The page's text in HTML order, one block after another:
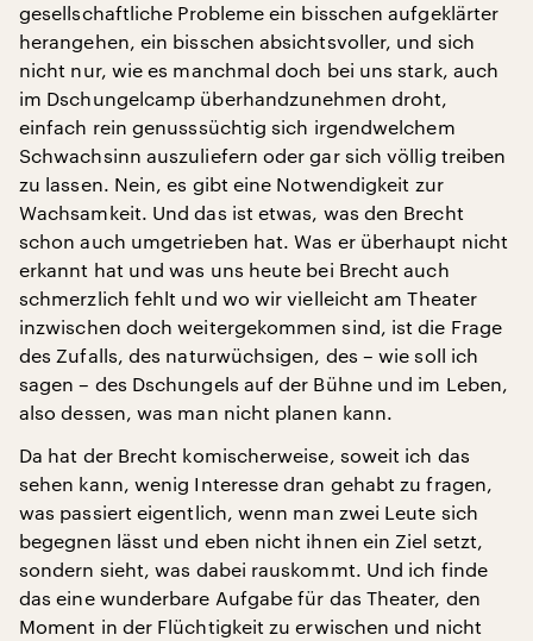
gesellschaftliche Probleme ein bisschen aufgeklärter
herangehen, ein bisschen absichtsvoller, und sich
nicht nur, wie es manchmal doch bei uns stark, auch
im Dschungelcamp überhandzunehmen droht,
einfach rein genusssüchtig sich irgendwelchem
Schwachsinn auszuliefern oder gar sich völlig treiben
zu lassen. Nein, es gibt eine Notwendigkeit zur
Wachsamkeit. Und das ist etwas, was den Brecht
schon auch umgetrieben hat. Was er überhaupt nicht
erkannt hat und was uns heute bei Brecht auch
schmerzlich fehlt und wo wir vielleicht am Theater
inzwischen doch weitergekommen sind, ist die Frage
des Zufalls, des naturwüchsigen, des – wie soll ich
sagen – des Dschungels auf der Bühne und im Leben,
also dessen, was man nicht planen kann.
Da hat der Brecht komischerweise, soweit ich das
sehen kann, wenig Interesse dran gehabt zu fragen,
was passiert eigentlich, wenn man zwei Leute sich
begegnen lässt und eben nicht ihnen ein Ziel setzt,
sondern sieht, was dabei rauskommt. Und ich finde
das eine wunderbare Aufgabe für das Theater, den
Moment in der Flüchtigkeit zu erwischen und nicht